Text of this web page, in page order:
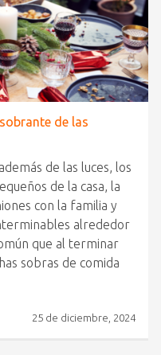
de las
de las luces, los
de la casa, la
con la familia y
alrededor
que al terminar
sobras de comida
25 de diciembre, 2024